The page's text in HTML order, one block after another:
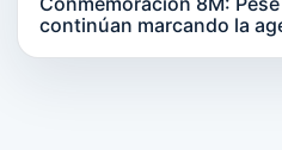
continúan marcando la